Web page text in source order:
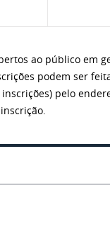
ao público em
podem ser
pelo